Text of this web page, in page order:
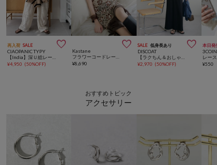
再入荷 SALE 
CIAOPANIC TYPY
¥4,950 (50%OFF)

Kastane
¥8,690
SALE 低身長あり 
DISCOAT
¥2,970 (50%OFF)
本日発
¥550
おすすめトピック
アクセサリー